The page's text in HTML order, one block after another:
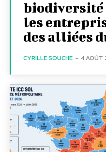
biodiversité
les
des alliées
CYRILLE SOUCHE - 4 AOÛT